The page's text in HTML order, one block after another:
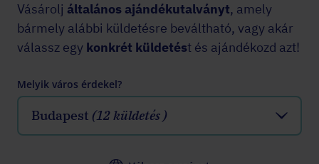
Vásárolj általános ajándékutalványt, amely
bármely alábbi küldetésre beváltható, vagy akár
válassz egy konkrét küldetést és ajándékozd azt!
Melyik város érdekel?
Budapest (12 küldetés )